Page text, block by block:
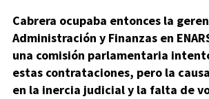
Cabrera ocupaba entonces la
Administración y Finanzas en
una comisión parlamentaria
estas contrataciones, pero la
en la inercia judicial y la falta de